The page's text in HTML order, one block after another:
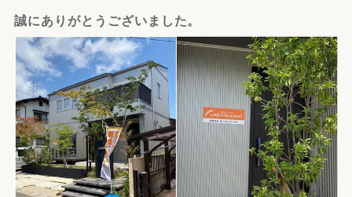
誠にありがとうございました。